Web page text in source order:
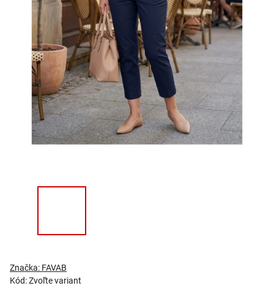
Kód:Zvoľte variant
Značka: FAVAB